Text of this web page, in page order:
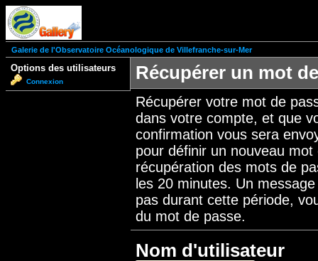
Galerie de l'Observatoire Océanologique de Villefranche-sur-Mer
Options des utilisateurs
Connexion Récupérer un mot
Récupérer votre mot de
dans votre compte, et que
confirmation vous sera
pour définir un nouveau
récupération des mots de
les 20 minutes. Un
pas durant cette période,
du mot de passe.
Nom d'utilisateur